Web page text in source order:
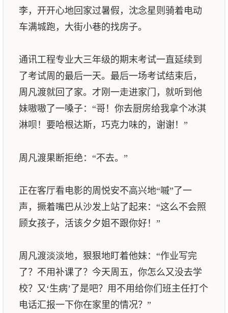
李，开开心地回家过暑假，沈念星则骑着电动
车满城跑，大街小巷的找房子。
通讯工程专业大三年级的期末考试一直延续到
了考试周的最后一天。最后一场考试结束后，
周凡渡就回了家。才刚一走进家门，就听到他
妹嗷嗷了一嗓子：“哥！你去厨房给我拿个冰淇
淋呗！要哈根达斯，巧克力味的，谢谢！”
周凡渡果断拒绝：“不去。”
正在客厅看电影的周悦安不高兴地“嘁”了一
声，撅着嘴巴从沙发上站了起来：“这么不会照
顾女孩子，活该夕夕姐不跟你好！”
周凡渡淡淡地，狠狠地盯着他妹：“作业写完
了？不用补课了？今天周五，你怎么又没去学
校？又‘生病’了是吧？用不用给你们班主任打个
电话汇报一下你在家里的情况？”